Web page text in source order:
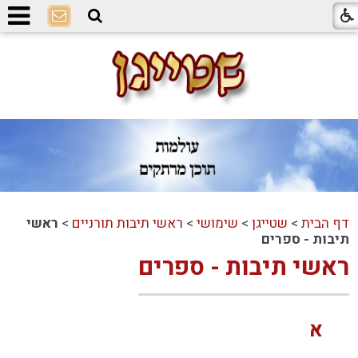
דף הבית > שטייגן > שימושי > ראשי תיבות תורניים > ראשי
תיבות - ספרים
ראשי תיבות - ספרים
א